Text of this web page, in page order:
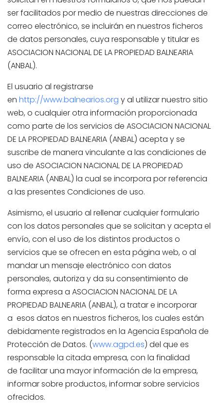
ser facilitados por medio de nuestras direcciones de
correo electrónico, se incluirán en nuestros ficheros
de datos personales, cuya responsable y titular es
ASOCIACION NACIONAL DE LA PROPIEDAD BALNEARIA
(ANBAL).
El usuario al registrarse
en http://www.balnearios.org y al utilizar nuestro sitio
web, o cualquier otra información proporcionada
como parte de los servicios de ASOCIACION NACIONAL
DE LA PROPIEDAD BALNEARIA (ANBAL) acepta y se
suscribe de manera vinculante a las condiciones de
uso de ASOCIACION NACIONAL DE LA PROPIEDAD
BALNEARIA (ANBAL) la cual se incorpora por referencia
a las presentes Condiciones de uso.
Asimismo, el usuario al rellenar cualquier formulario
con los datos personales que se solicitan y acepta el
envío, con el uso de los distintos productos o
servicios que se ofrecen en esta página web, o al
mandar un mensaje electrónico con datos
personales, autoriza y da su consentimiento de
forma expresa a ASOCIACION NACIONAL DE LA
PROPIEDAD BALNEARIA (ANBAL), a tratar e incorporar
a esos datos en nuestros ficheros, los cuales están
debidamente registrados en la Agencia Española de
Protección de Datos. (www.agpd.es) del que es
responsable la citada empresa, con la finalidad
de facilitar una mayor información de la empresa,
informar sobre productos, informar sobre servicios
ofrecidos.